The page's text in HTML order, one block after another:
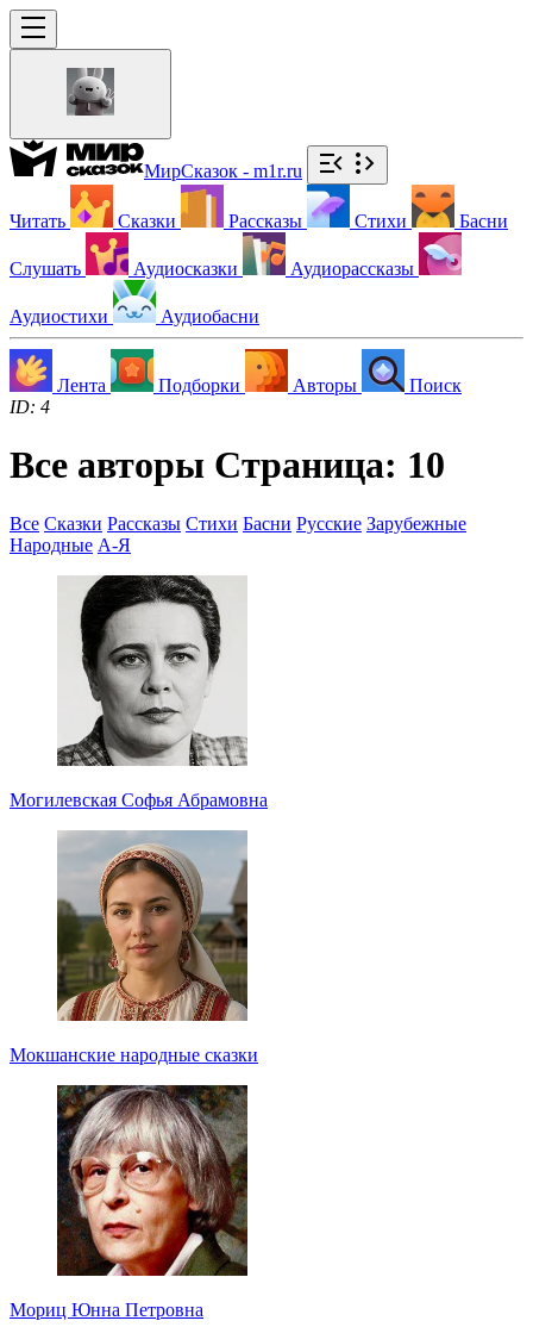
МирСказок - m1r.ru
Читать Сказки Рассказы Стихи Басни
Слушать Аудиосказки Аудиорассказы
Аудиостихи Аудиобасни
Лента Подборки Авторы
Поиск
ID: 4
Все авторы Страница: 10
Все Сказки Рассказы Стихи Басни Русские Зарубежные
Народные А-Я
Могилевская Софья Абрамовна
Мокшанские народные сказки
Мориц Юнна Петровна